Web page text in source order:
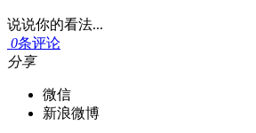
说说你的看法...
0条评论
分享
微信
新浪微博